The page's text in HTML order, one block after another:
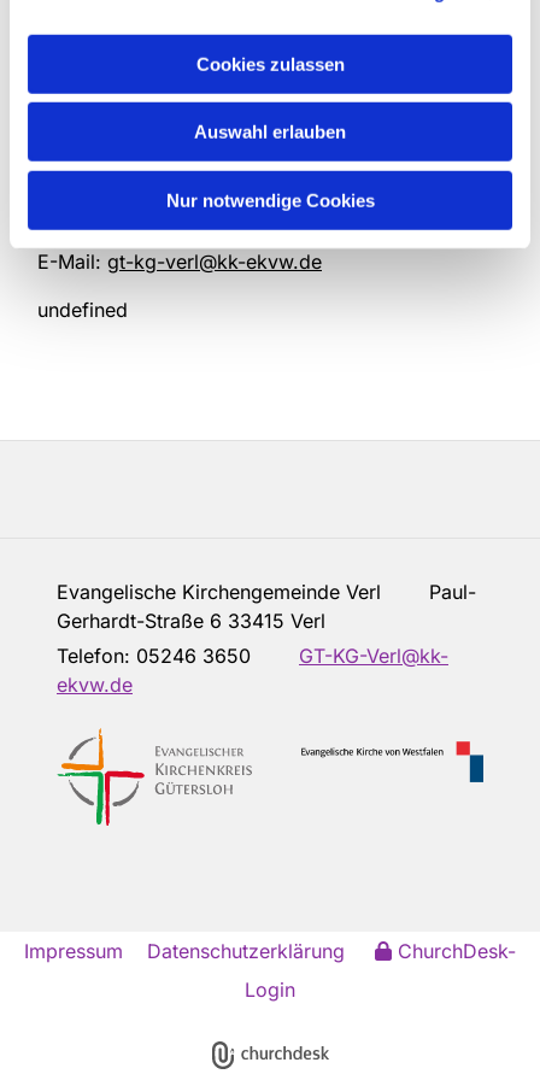
Cookies zulassen
Auswahl erlauben
Nur notwendige Cookies
Paul-Gerhardt-Straße 8
Telefon: 05246-81150
freimuth@ev-kirche-verl.de
Gemeindebüro
Nicole Ernst, Monika Seeberg
Telefon:05246 3650
E-Mail: gt-kg-verl@kk-ekvw.de
undefined
Evangelische Kirchengemeinde Verl Paul-
Gerhardt-Straße 6 33415 Verl
Telefon: 05246 3650
GT-KG-Verl@kk-
ekvw.de
Impressum Datenschutzerklärung
ChurchDesk-
Login